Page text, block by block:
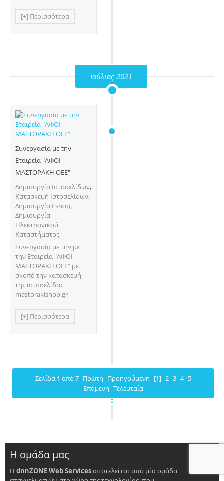
[+] Περισσότερα
Ιούλιος 2021
Συνεργασία με την
Εταιρεία "ΑΦΟΙ
ΜΑΣΤΟΡΑΚΗ ΟΕΕ"
Δημιουργία Ιστοσελίδων,
Κατασκευή Ιστοσελίδων,
Δημιουργία Eshop,
Δημιουργία
Ηλεκτρονικού
Καταστήματος
Συνεργασία με την με
την Εταιρεία "ΑΦΟΙ
ΜΑΣΤΟΡΑΚΗ ΟΕΕ" με
σκοπό την κατασκευή
της ιστοσελίδας
mastorakishop.gr
[+] Περισσότερα
Σελίδα 1 από 7 Πρώτη Προηγούμενη [1] 2 3 4 5
Επόμενη Τελευταία
Η ομάδα μας
Η dnnZONE Web Servicesαποτελείται από μία ομάδα